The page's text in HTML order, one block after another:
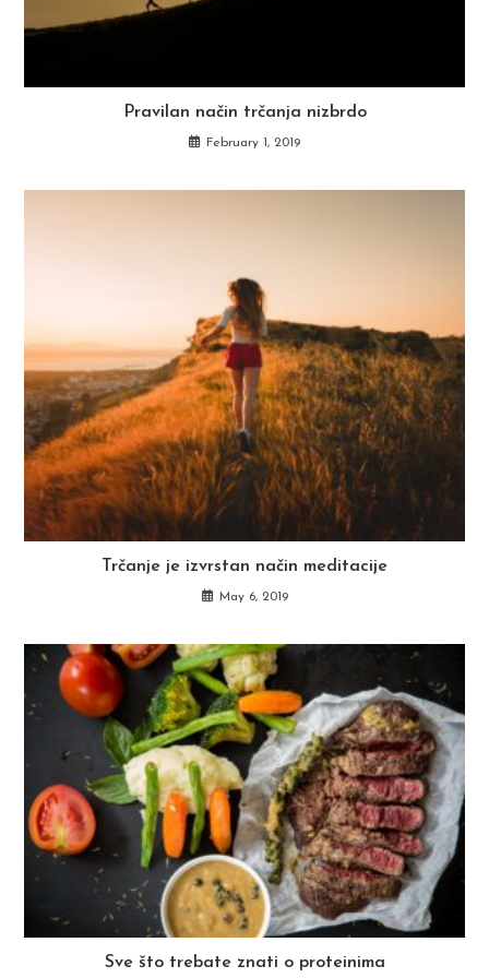
Pravilan način trčanja nizbrdo
February 1, 2019
Trčanje je izvrstan način meditacije
May 6, 2019
Sve što trebate znati o proteinima